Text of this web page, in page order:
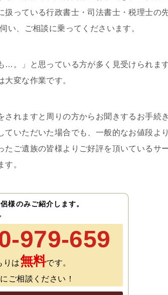
っている行政書士・司法書士・税理士の
い、ご相談に乗ってくださいます。
…。」と思っている方が多く見受けられま
変な作業です。
れますと周りの方からお聞きするお手続き
いただいた場合でも、一般的なお値段より
たご遺族の皆様よりご好評を頂いているサ
す。
様のみご紹介します。
979-659
りは無料です。
ご相談ください！